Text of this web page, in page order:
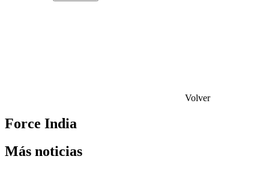
Volver
Force India
Más noticias